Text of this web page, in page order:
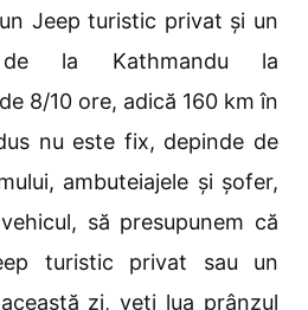
Jeep turistic privat și un
la Kathmandu la
8/10 ore, adică 160 km în
nu este fix, depinde de
ambuteiajele și șofer,
să presupunem că
turistic privat sau un
zi, veți lua prânzul